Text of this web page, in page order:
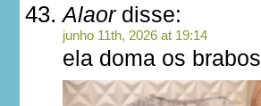
Alaordisse:
junho 11th, 2026 at 19:14
ela doma os brabos